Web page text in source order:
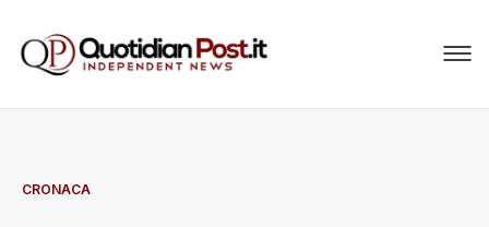
CRONACA